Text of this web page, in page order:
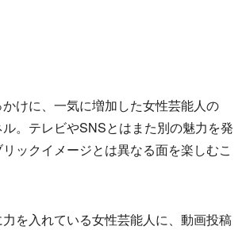
けに、一気に増加した女性芸能人の
。テレビやSNSとはまた別の魅力を発
ックイメージとは異なる面を楽しむこ
を入れている女性芸能人に、動画投稿